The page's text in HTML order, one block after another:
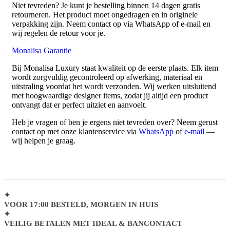
Niet tevreden? Je kunt je bestelling binnen 14 dagen gratis
retourneren. Het product moet ongedragen en in originele
verpakking zijn. Neem contact op via WhatsApp of e-mail en
wij regelen de retour voor je.
Monalisa Garantie
Bij Monalisa Luxury staat kwaliteit op de eerste plaats. Elk item
wordt zorgvuldig gecontroleerd op afwerking, materiaal en
uitstraling voordat het wordt verzonden. Wij werken uitsluitend
met hoogwaardige designer items, zodat jij altijd een product
ontvangt dat er perfect uitziet en aanvoelt.
Heb je vragen of ben je ergens niet tevreden over? Neem gerust
contact op met onze klantenservice via WhatsApp ofe-mail —
wij helpen je graag.
VOOR 17:00 BESTELD, MORGEN IN HUIS
VEILIG BETALEN MET IDEAL & BANCONTACT